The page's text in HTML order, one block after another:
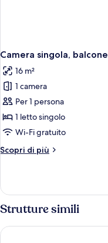
Camera singola, balcone
16 m²
1 camera
Per 1 persona
1 letto singolo
Wi-Fi gratuito
Scopri di più
Altri
singola,
Strutture simili
Aubamar Palma Resort